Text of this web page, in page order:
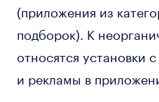
(приложения из
подборок). К
относятся установки
и рекламы в